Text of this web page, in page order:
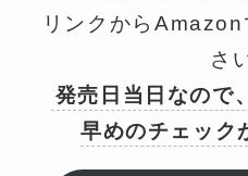
リンクから
さ
発売日当日なので
早めのチェック